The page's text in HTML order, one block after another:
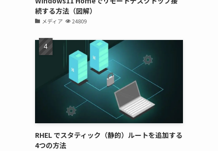
続する方法（図解）
メディア 24809
RHEL でスタティック（静的）ルートを追加する
4つの方法